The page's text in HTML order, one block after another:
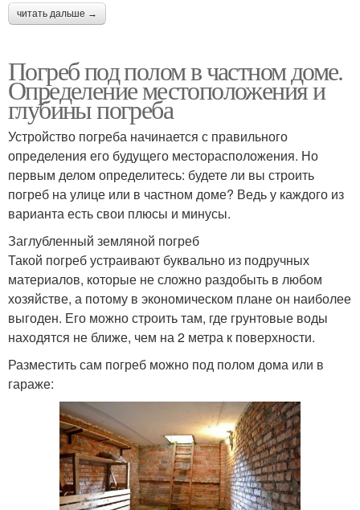
читать дальше →
Погреб под полом в частном доме.
Определение местоположения и
глубины погреба
Устройство погреба начинается с правильного
определения его будущего месторасположения. Но
первым делом определитесь: будете ли вы строить
погреб на улице или в частном доме? Ведь у каждого из
варианта есть свои плюсы и минусы.
Заглубленный земляной погреб
Такой погреб устраивают буквально из подручных
материалов, которые не сложно раздобыть в любом
хозяйстве, а потому в экономическом плане он наиболее
выгоден. Его можно строить там, где грунтовые воды
находятся не ближе, чем на 2 метра к поверхности.
Разместить сам погреб можно под полом дома или в
гараже: